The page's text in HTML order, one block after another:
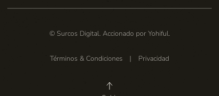
© Surcos Digital. Accionado por Yohiful.
Términos & Condiciones | Privacidad